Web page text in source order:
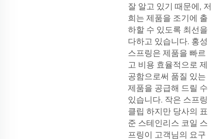
잘 알고 있기 때문에, 저
희는 제품을 조기에 출
하할 수 있도록 최선을
다하고 있습니다. 홍성
스프링은 제품을 빠르
고 비용 효율적으로 제
공함으로써 품질 있는
제품을 공급해 드릴 수
있습니다. 작은 스프링
클립 하지만 당사의 표
준 스테인리스 코일 스
프링이 고객님의 요구